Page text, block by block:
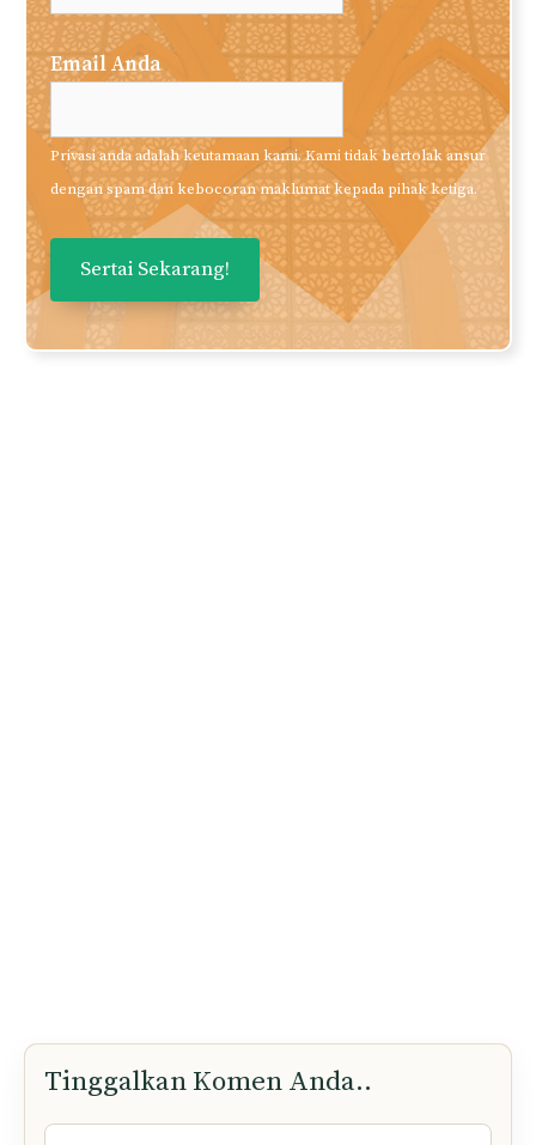
Email Anda
Privasi anda adalah keutamaan kami. Kami tidak bertolak ansur
dengan spam dan kebocoran maklumat kepada pihak ketiga.
Tinggalkan Komen Anda..
Komen